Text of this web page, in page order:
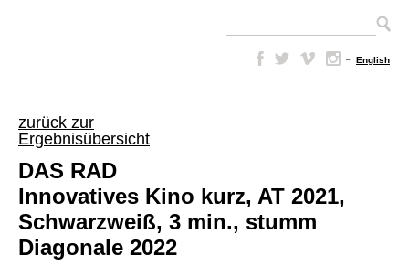
– English
zurück zur
Ergebnisübersicht
DAS RAD
Innovatives Kino kurz, AT 2021,
Schwarzweiß, 3 min., stumm
Diagonale 2022